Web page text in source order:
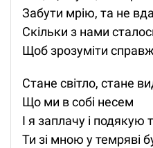
Забути мрію, та не
Скільки з нами
Щоб зрозуміти
Стане світло, стане
Що ми в собі несем
І я заплачу і подякую
Ти зі мною у темряві